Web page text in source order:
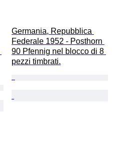
Germania, Repubblica
Federale 1952 - Posthorn
90 Pfennig nel blocco di 8
pezzi timbrati.